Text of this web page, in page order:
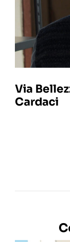
Via
Cardaci